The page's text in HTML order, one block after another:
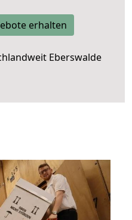
erhalten